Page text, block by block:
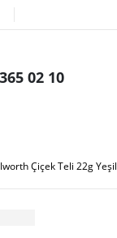
02 10
Çiçek Teli 22g Yeşil